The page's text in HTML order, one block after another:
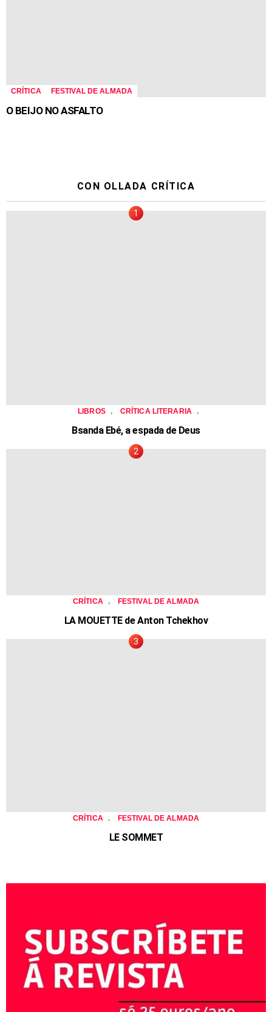
CRÍTICA FESTIVAL DE ALMADA
O BEIJO NO ASFALTO
CON OLLADA CRÍTICA
LIBROS , CRÍTICA LITERARIA ,
Bsanda Ebé, a espada de Deus
CRÍTICA FESTIVAL DE ALMADA
LA MOUETTE de Anton Tchekhov
CRÍTICA , FESTIVAL DE ALMADA
LE SOMMET